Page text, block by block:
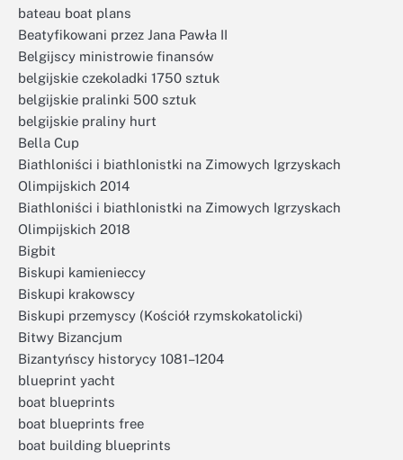
bateau boat plans
Beatyfikowani przez Jana Pawła II
Belgijscy ministrowie finansów
belgijskie czekoladki 1750 sztuk
belgijskie pralinki 500 sztuk
belgijskie praliny hurt
Bella Cup
Biathloniści i biathlonistki na Zimowych Igrzyskach
Olimpijskich 2014
Biathloniści i biathlonistki na Zimowych Igrzyskach
Olimpijskich 2018
Bigbit
Biskupi kamienieccy
Biskupi krakowscy
Biskupi przemyscy (Kościół rzymskokatolicki)
Bitwy Bizancjum
Bizantyńscy historycy 1081–1204
blueprint yacht
boat blueprints
boat blueprints free
boat building blueprints